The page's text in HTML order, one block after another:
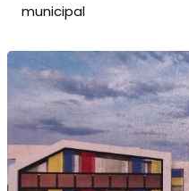
municipal